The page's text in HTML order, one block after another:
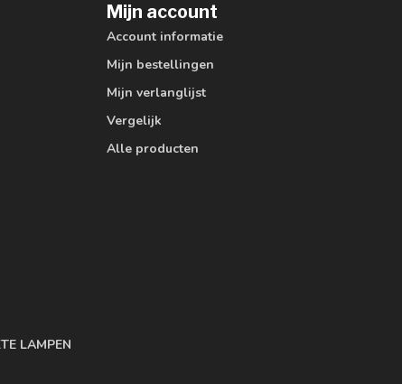
LAMPEN
Mijn account
Account informatie
Mijn bestellingen
Mijn verlanglijst
Vergelijk
Alle producten